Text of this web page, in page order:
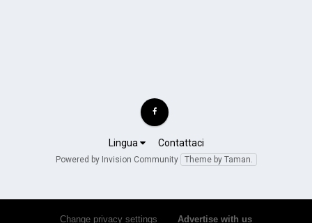
Lingua Contattaci
Powered by Invision Community Theme by Taman.
Change privacy settings Advertise with us